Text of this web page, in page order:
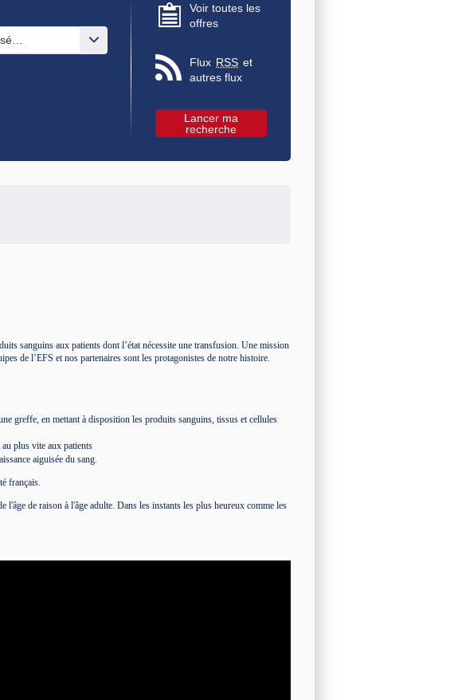
une ou des valeurs
Voir toutes les
offres
Flux RSS et
autres flux
sanguins aux patients dont l’état nécessite une transfusion. Une mission
de l’EFS et nos partenaires sont les protagonistes de notre histoire.
greffe, en mettant à disposition les produits sanguins, tissus et cellules
plus vite aux patients
aiguisée du sang.
français.
de raison à l'âge adulte. Dans les instants les plus heureux comme les